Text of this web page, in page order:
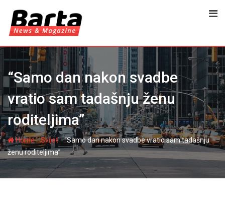
content
“Samo dan nakon svadbe
vratio sam tadašnju ženu
roditeljima”
Home-Svijet-“Samo dan nakon svadbe vratio sam tadašnju
ženu roditeljima”